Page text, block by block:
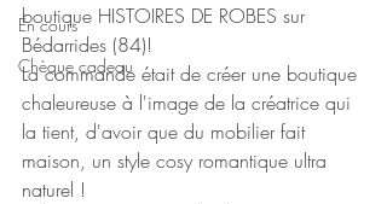
En cours
Chèque cadeau
boutique HISTOIRES DE ROBES sur
Bédarrides (84)!
La commande était de créer une boutique
chaleureuse à l'image de la créatrice qui
la tient, d'avoir que du mobilier fait
maison, un style cosy romantique ultra
naturel !